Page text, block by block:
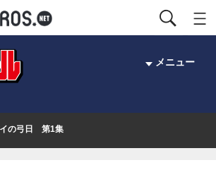
メニュー
の弓日 第1集